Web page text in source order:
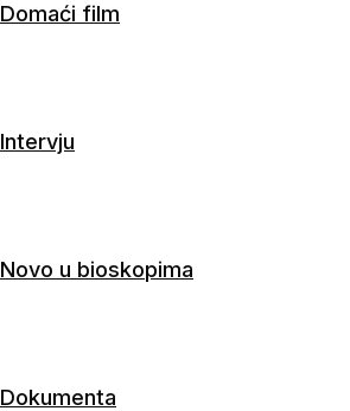
Domaći film
Intervju
Novo u bioskopima
Dokumenta